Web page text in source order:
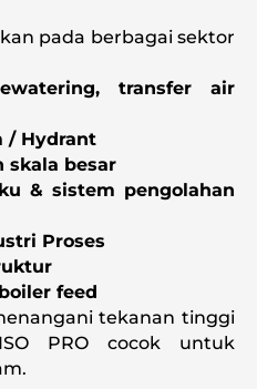
pada berbagai sektor
transfer air
/ Hydrant
skala besar
& sistem pengolahan
Proses
feed
tekanan tinggi
PRO cocok untuk